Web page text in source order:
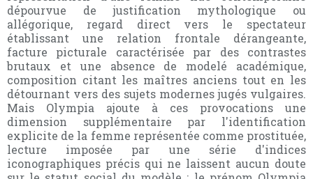
dépourvue de justification mythologique ou
allégorique, regard direct vers le spectateur
établissant une relation frontale dérangeante,
facture picturale caractérisée par des contrastes
brutaux et une absence de modelé académique,
composition citant les maîtres anciens tout en les
détournant vers des sujets modernes jugés vulgaires.
Mais Olympia ajoute à ces provocations une
dimension supplémentaire par l'identification
explicite de la femme représentée comme prostituée,
lecture imposée par une série d'indices
iconographiques précis qui ne laissent aucun doute